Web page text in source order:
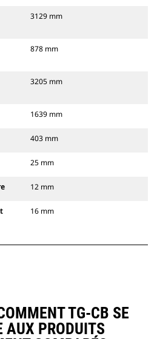
3129 mm
878 mm
3205 mm
1639 mm
403 mm
25 mm
12 mm
16 mm
TG-CB SE
AUX PRODUITS